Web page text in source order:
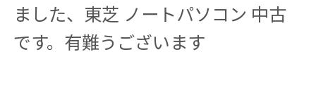
ました、東芝 ノートパソコン 中古
です。有難うございます